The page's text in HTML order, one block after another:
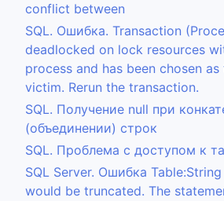
conflict between
SQL. Ошибка. Transaction
deadlocked on lock resources
process and has been chosen
victim. Rerun the transaction.
SQL. Получение null при
(объединении) строк
SQL. Проблема с доступом к
SQL Server. Ошибка
would be truncated. The